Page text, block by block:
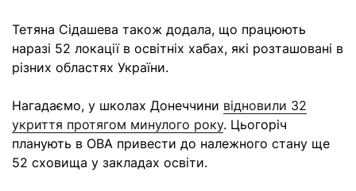
Тетяна Сідашева також додала, що працюють
наразі 52 локації в освітніх хабах, які розташовані в
різних областях України.
Нагадаємо, у школах Донеччини відновили 32
укриття протягом минулого року. Цьогоріч
планують в ОВА привести до належного стану ще
52 сховища у закладах освіти.